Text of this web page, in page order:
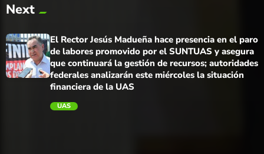
Next
El Rector Jesús Madueña hace presencia en el paro
de labores promovido por el SUNTUAS y asegura
que continuará la gestión de recursos; autoridades
federales analizarán este miércoles la situación
financiera de la UAS
UAS